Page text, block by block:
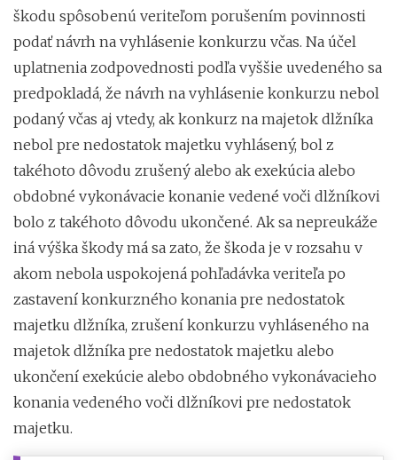
škodu spôsobenú veriteľom porušením povinnosti
podať návrh na vyhlásenie konkurzu včas. Na účel
uplatnenia zodpovednosti podľa vyššie uvedeného sa
predpokladá, že návrh na vyhlásenie konkurzu nebol
podaný včas aj vtedy, ak konkurz na majetok dlžníka
nebol pre nedostatok majetku vyhlásený, bol z
takéhoto dôvodu zrušený alebo ak exekúcia alebo
obdobné vykonávacie konanie vedené voči dlžníkovi
bolo z takéhoto dôvodu ukončené. Ak sa nepreukáže
iná výška škody má sa zato, že škoda je v rozsahu v
akom nebola uspokojená pohľadávka veriteľa po
zastavení konkurzného konania pre nedostatok
majetku dlžníka, zrušení konkurzu vyhláseného na
majetok dlžníka pre nedostatok majetku alebo
ukončení exekúcie alebo obdobného vykonávacieho
konania vedeného voči dlžníkovi pre nedostatok
majetku.